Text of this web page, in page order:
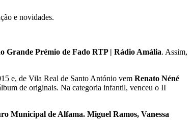
e novidades.
Grande Prémio de Fado RTP | Rádio Amália. Assim,
e, de Vila Real de Santo António vem Renato Néné
de originais. Na categoria infantil, venceu o II
Municipal de Alfama. Miguel Ramos, Vanessa